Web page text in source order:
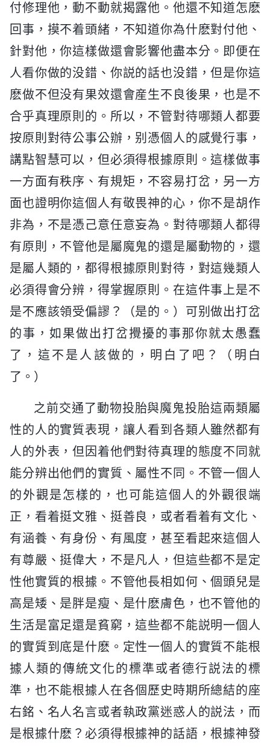
付修理他，動不動就揭露他。他還不知道怎麽
回事，摸不着頭緒，不知道你為什麽對付他、
針對他，你這樣做還會影響他盡本分。即便在
人看你做的没錯、你説的話也没錯，但是你這
麽做不但没有果效還會産生不良後果，也是不
合乎真理原則的。所以，不管對待哪類人都要
按原則對待公事公辦，别憑個人的感覺行事，
講點智慧可以，但必須得根據原則。這樣做事
一方面有秩序、有規矩，不容易打岔，另一方
面也證明你這個人有敬畏神的心，你不是胡作
非為，不是憑己意任意妄為。對待哪類人都得
有原則，不管他是屬魔鬼的還是屬動物的，還
是屬人類的，都得根據原則對待，對這幾類人
必須得會分辨，得掌握原則。在這件事上是不
是不應該領受偏謬？（是的。）可别做出打岔
的事，如果做出打岔攪擾的事那你就太愚蠢
了，這不是人該做的，明白了吧？（明白
了。）
之前交通了動物投胎與魔鬼投胎這兩類屬
性的人的實質表現，讓人看到各類人雖然都有
人的外表，但因着他們對待真理的態度不同就
能分辨出他們的實質、屬性不同。不管一個人
的外觀是怎樣的，也可能這個人的外觀很端
正，看着挺文雅、挺善良，或者看着有文化、
有涵養、有身份、有風度，甚至看起來這個人
有尊嚴、挺偉大，不是凡人，但這些都不是定
性他實質的根據。不管他長相如何、個頭兒是
高是矮、是胖是瘦、是什麽膚色，也不管他的
生活是富足還是貧窮，這些都不能説明一個人
的實質到底是什麽。定性一個人的實質不能根
據人類的傳統文化的標準或者德行説法的標
準，也不能根據人在各個歷史時期所總結的座
右銘、名人名言或者執政黨迷惑人的説法，而
是根據什麽？必須得根據神的話語，根據神發